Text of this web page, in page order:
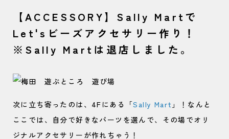
【ACCESSORY】Sally Martで
Let'sビーズアクセサリー作り！
※Sally Martは退店しました。
次に立ち寄ったのは、4Fにある「Sally Mart 」！なんと
ここでは、自分で好きなパーツを選んで、その場でオリ
ジナルアクセサリーが作れちゃう！